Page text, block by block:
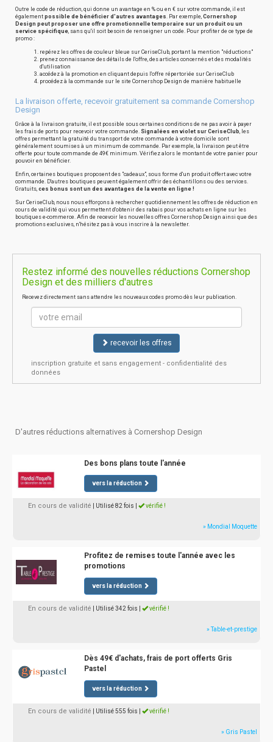
Outre le code de réduction, qui donne un avantage en % ou en € sur votre commande, il est
également possible de bénéficier d'autres avantages. Par exemple, Cornershop
Design peut proposer une offre promotionnelle temporaire sur un produit ou un
service spécifique, sans qu'il soit besoin de renseigner un code. Pour profiter de ce type de
promo :
repérez les offres de couleur bleue sur CeriseClub, portant la mention "réductions"
prenez connaissance des détails de l'offre, des articles concernés et des modalités
d'utilisation
accédez à la promotion en cliquant depuis l'offre répertoriée sur CeriseClub
procédez à la commande sur le site Cornershop Design de manière habituelle
La livraison offerte, recevoir gratuitement sa commande Cornershop
Design
Grâce à la livraison gratuite, il est possible sous certaines conditions de ne pas avoir à payer
les frais de ports pour recevoir votre commande. Signalées en violet sur CeriseClub, les
offres permettant la gratuité du transport de votre commande à votre domicile sont
généralement soumises à un minimum de commande. Par exemple, la livraison peut être
offerte pour toute commande de 49€ minimum. Vérifiez alors le montant de votre panier pour
pouvoir en bénéficier.
Enfin, certaines boutiques proposent des "cadeaux", sous forme d'un produit offert avec votre
commande. D'autres boutiques peuvent également offrir des échantillons ou des services.
Gratuits, ces bonus sont un des avantages de la vente en ligne !
Sur CeriseClub, nous nous efforçons à rechercher quotidiennement les offres de réduction en
cours de validité qui vous permettent d'obtenir des rabais pour vos achats en ligne sur les
boutiques e-commerce. Afin de recevoir les nouvelles offres Cornershop Design ainsi que des
promotions exclusives, n'hésitez pas à vous inscrire à la newsletter.
Restez informé des nouvelles réductions Cornershop
Design et des milliers d'autres
Recevez directement sans attendre les nouveaux codes promo dès leur publication.
recevoir les offres
inscription gratuite et sans engagement - confidentialité des
données
D'autres réductions alternatives à Cornershop Design
Des bons plans toute l'année
vers la réduction
En cours de validité | Utilisé 82 fois vérifié !
» Mondial Moquette
Profitez de remises toute l'année avec les
promotions
vers la réduction
En cours de validité | Utilisé 342 fois vérifié !
» Table-et-prestige
Dès 49€ d'achats, frais de port offerts Gris
Pastel
vers la réduction
En cours de validité | Utilisé 555 fois vérifié !
» Gris Pastel